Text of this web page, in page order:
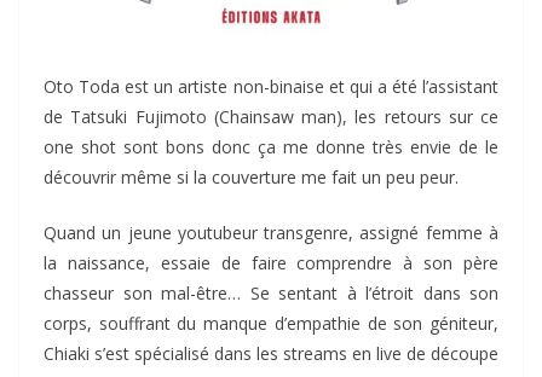
Oto Toda est un artiste non-binaise et qui a été l’assistant
de Tatsuki Fujimoto (Chainsaw man), les retours sur ce
one shot sont bons donc ça me donne très envie de le
découvrir même si la couverture me fait un peu peur.
Quand un jeune youtubeur transgenre, assigné femme à
la naissance, essaie de faire comprendre à son père
chasseur son mal-être… Se sentant à l’étroit dans son
corps, souffrant du manque d’empathie de son géniteur,
Chiaki s’est spécialisé dans les streams en live de découpe